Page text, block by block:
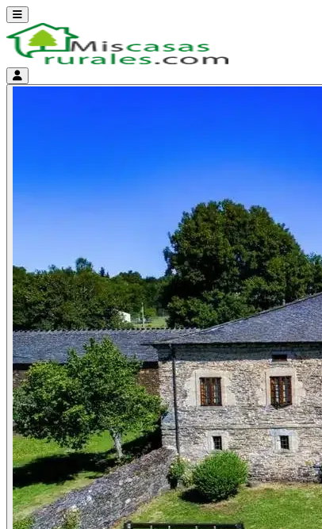
Abrir menú
Menú de cuenta